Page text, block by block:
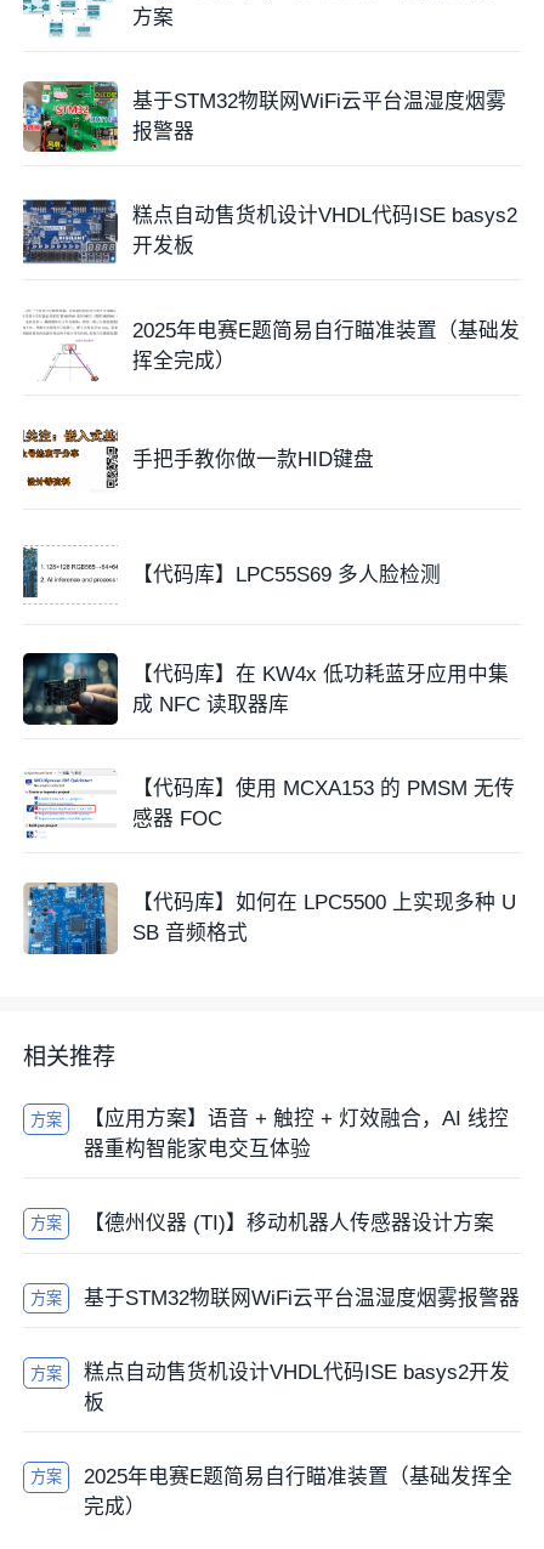
方案
基于STM32物联网WiFi云平台温湿度烟雾
报警器
糕点自动售货机设计VHDL代码ISE basys2
开发板
2025年电赛E题简易自行瞄准装置（基础发
挥全完成）
手把手教你做一款HID键盘
【代码库】LPC55S69 多人脸检测
【代码库】在 KW4x 低功耗蓝牙应用中集
成 NFC 读取器库
【代码库】使用 MCXA153 的 PMSM 无传
感器 FOC
【代码库】如何在 LPC5500 上实现多种 U
SB 音频格式
相关推荐
方案
【应用方案】语音 + 触控 + 灯效融合，AI 线控
器重构智能家电交互体验
方案 【德州仪器 (TI)】移动机器人传感器设计方案
方案 基于STM32物联网WiFi云平台温湿度烟雾报警器
方案
糕点自动售货机设计VHDL代码ISE basys2开发
板
方案
2025年电赛E题简易自行瞄准装置（基础发挥全
完成）